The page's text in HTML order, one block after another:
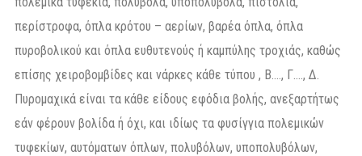
περίστροφα, όπλα κρότου – αερίων, βαρέα όπλα, όπλα
πυροβολικού και όπλα ευθυτενούς ή καμπύλης τροχιάς, καθώς
επίσης χειροβομβίδες και νάρκες κάθε τύπου , Β…., Γ…., Δ.
Πυρομαχικά είναι τα κάθε είδους εφόδια βολής, ανεξαρτήτως
εάν φέρουν βολίδα ή όχι, και ιδίως τα φυσίγγια πολεμικών
τυφεκίων, αυτόματων όπλων, πολυβόλων, υποπολυβόλων,